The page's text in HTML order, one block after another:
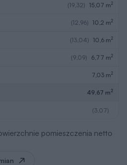
(19,32) 15,07 m2
(12,96) 10,2 m2
(13,04) 10,6 m2
(9,09) 6,77 m2
7,03 m2
49,67 m2
(3,07)
pomieszczenia netto